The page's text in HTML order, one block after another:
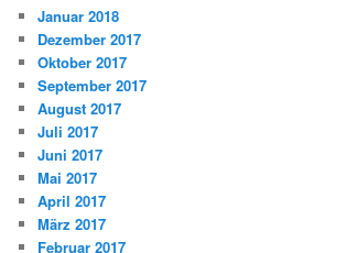
Januar 2018
Dezember 2017
Oktober 2017
September 2017
August 2017
Juli 2017
Juni 2017
Mai 2017
April 2017
März 2017
Februar 2017